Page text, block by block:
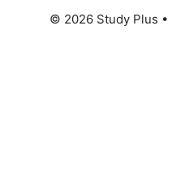
© 2026 Study Plus